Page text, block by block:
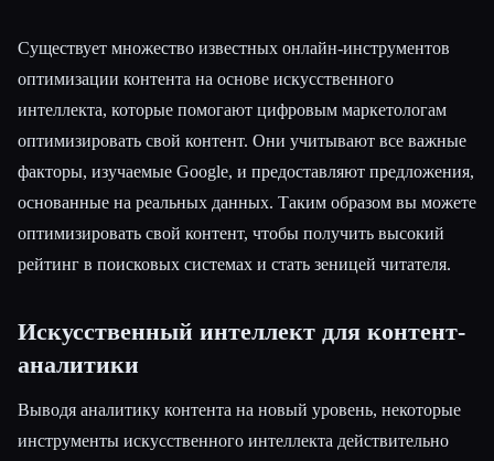
Существует множество известных онлайн-инструментов
оптимизации контента на основе искусственного
интеллекта, которые помогают цифровым маркетологам
оптимизировать свой контент. Они учитывают все важные
факторы, изучаемые Google, и предоставляют предложения,
основанные на реальных данных. Таким образом вы можете
оптимизировать свой контент, чтобы получить высокий
рейтинг в поисковых системах и стать зеницей читателя.
Искусственный интеллект для контент-
аналитики
Выводя аналитику контента на новый уровень, некоторые
инструменты искусственного интеллекта действительно